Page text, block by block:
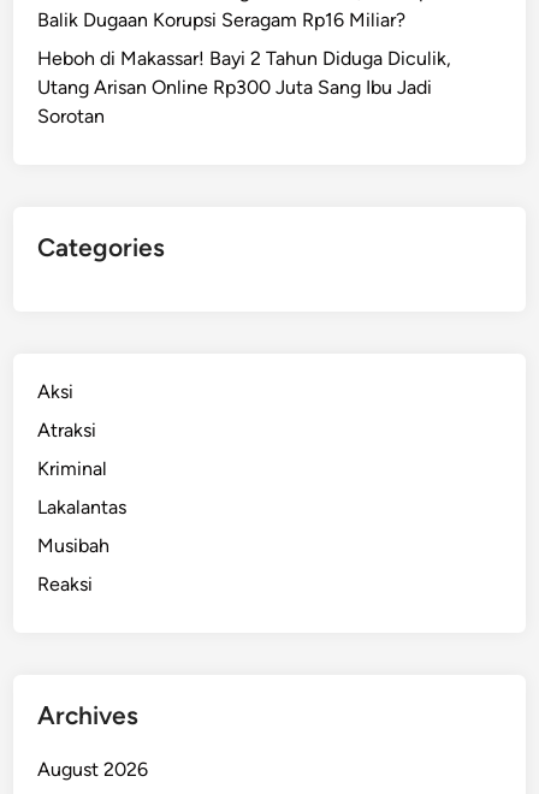
Balik Dugaan Korupsi Seragam Rp16 Miliar?
Heboh di Makassar! Bayi 2 Tahun Diduga Diculik,
Utang Arisan Online Rp300 Juta Sang Ibu Jadi
Sorotan
Categories
Aksi
Atraksi
Kriminal
Lakalantas
Musibah
Reaksi
Archives
August 2026